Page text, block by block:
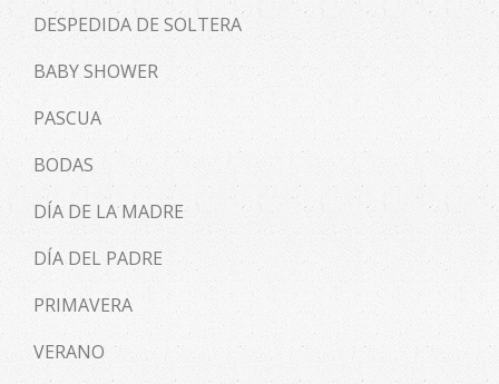
DESPEDIDA DE SOLTERA
BABY SHOWER
PASCUA
BODAS
DÍA DE LA MADRE
DÍA DEL PADRE
PRIMAVERA
VERANO